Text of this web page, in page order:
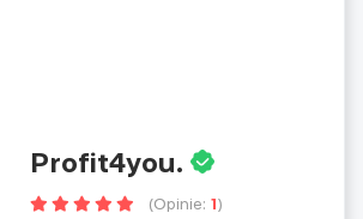
Profit4you.
(Opinie: 1 )